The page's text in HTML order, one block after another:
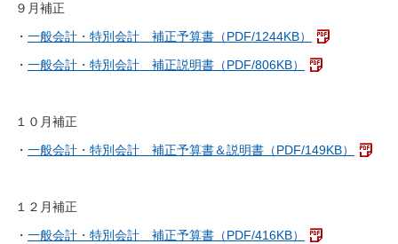
９月補正
・ 一般会計・特別会計 補正予算書（PDF/1244KB）
・ 一般会計・特別会計 補正説明書（PDF/806KB）
１０月補正
・ 一般会計・特別会計 補正予算書＆説明書（PDF/149KB）
１２月補正
・ 一般会計・特別会計 補正予算書（PDF/416KB）